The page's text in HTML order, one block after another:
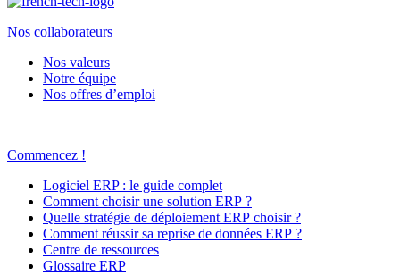
Nos collaborateurs
Nos valeurs
Notre équipe
Nos offres d’emploi
Commencez !
Logiciel ERP : le guide complet
Comment choisir une solution ERP ?
Quelle stratégie de déploiement ERP choisir ?
Comment réussir sa reprise de données ERP ?
Centre de ressources
Glossaire ERP